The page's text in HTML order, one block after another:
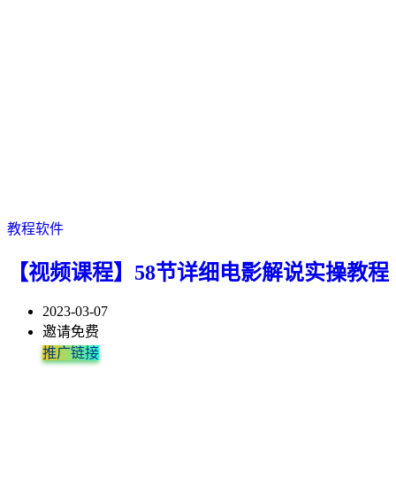
教程软件
【视频课程】58节详细电影解说实操教程
2023-03-07
邀请免费
推广链接